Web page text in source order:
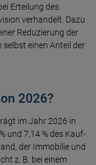
Erteilung des
verhandelt. Dazu
Reduzierung der
einen Anteil der
2026?
im Jahr 2026 in
und 7,14 % des Kauf­
der Immobilie und
z. B. bei einem